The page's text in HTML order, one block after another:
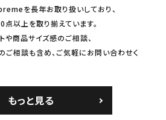
を長年お取り扱いしており、
以上を取り揃えています。
や商品サイズ感のご相談、
ご相談も含め、ご気軽にお問い合わせく
もっと見る